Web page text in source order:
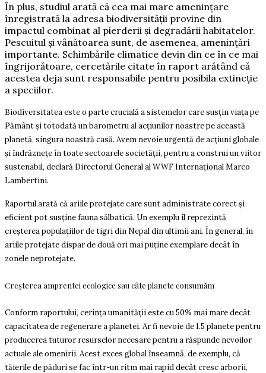
În plus, studiul arată că cea mai mare amenințare
înregistrată la adresa biodiversității provine din
impactul combinat al pierderii și degradării habitatelor.
Pescuitul și vânătoarea sunt, de asemenea, amenințări
importante. Schimbările climatice devin din ce în ce mai
îngrijorătoare, cercetările citate în raport arătând că
acestea deja sunt responsabile pentru posibila extincție
a speciilor.
Biodiversitatea este o parte crucială a sistemelor care susțin viața pe
Pământ și totodată un barometru al acțiunilor noastre pe această
planetă, singura noastră casă. Avem nevoie urgentă de acțiuni globale
și îndrăznețe în toate sectoarele societății, pentru a construi un viitor
sustenabil, declară Directorul General al WWF Internațional Marco
Lambertini.
Raportul arată că ariile protejate care sunt administrate corect și
eficient pot susține fauna sălbatică. Un exemplu îl reprezintă
creșterea populațiilor de tigri din Nepal din ultimii ani. În general, în
ariile protejate dispar de două ori mai puține exemplare decât în
zonele neprotejate.
Creșterea amprentei ecologice sau câte planete consumăm
Conform raportului, cerința umanității este cu 50% mai mare decât
capacitatea de regenerare a planetei. Ar fi nevoie de 1.5 planete pentru
producerea tuturor resurselor necesare pentru a răspunde nevoilor
actuale ale omenirii. Acest exces global înseamnă, de exemplu, că
tăierile de păduri se fac într-un ritm mai rapid decât cresc arborii,